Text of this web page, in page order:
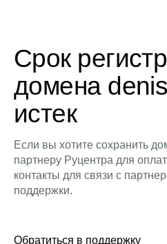
Срок
домена
истек
Если вы хотите сохранить
партнеру Руцентра для
контакты для связи с
поддержки.
Обратиться в поддержку